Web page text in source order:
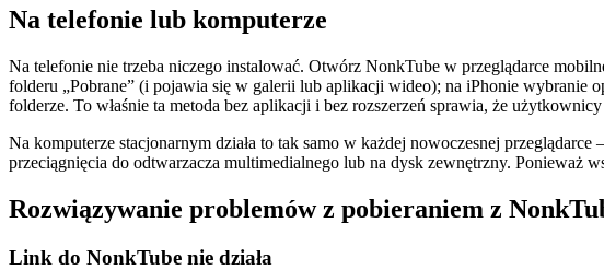
Na telefonie lub komputerze
Na telefonie nie trzeba niczego instalować. Otwórz NonkTube w przeglądarce
folderu „Pobrane” (i pojawia się w galerii lub aplikacji wideo); na iPhonie wybranie
folderze. To właśnie ta metoda bez aplikacji i bez rozszerzeń sprawia, że
Na komputerze stacjonarnym działa to tak samo w każdej nowoczesnej
przeciągnięcia do odtwarzacza multimedialnego lub na dysk zewnętrzny. Ponieważ
Rozwiązywanie problemów z pobieraniem z
Link do NonkTube nie działa